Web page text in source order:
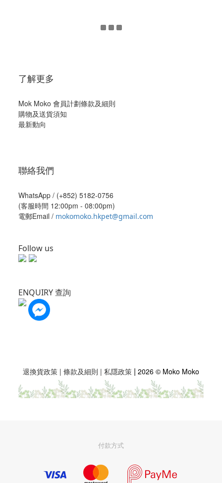
了解更多
Mok Moko 會員計劃條款及細則
購物及送貨須知
最新動向
聯絡我們
WhatsApp / (+852) 5182-0756
(客服時間 12:00pm - 08:00pm)
電郵Email / mokomoko.hkpet@gmail.com
Follow us
ENQUIRY 查詢
退換貨政策 | 條款及細則 | 私隱政策 | 2026 © Moko Moko
付款方式